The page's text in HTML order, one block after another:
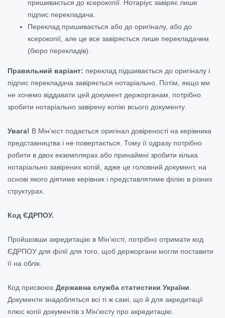
пришивається до ксерокопії. Нотаріус завіряє лише
підпис перекладача.
Переклад пришивається або до оригіналу, або до
ксерокопії, але це все завіряється лише перекладачем
(бюро перекладів).
Правильний варіант: переклад підшивається до оригіналу і
підпис перекладача завіряється нотаріально. Потім, якщо ми
не хочемо віддавати цей документ держорганам, потрібно
зробити нотаріально завірену копію всього документу.
Увага! В Мін'юст подається оригінал довіреності на керівника
представництва і не повертається. Тому її одразу потрібно
робити в двох екземплярах або принаймні зробити кілька
нотаріально завірених копій, адже це головний документ, на
основі якого діятиме керівник і представлятиме філію в різних
структурах.
Код ЄДРПОУ.
Пройшовши акредитацію в Мін'юсті, потрібно отримати код
ЄДРПОУ для філії для того, щоб держоргани могли поставити
її на облік.
Код присвоює Державна служба статистики України
Документи знадобляться всі ті ж самі, що й для акредитації
плюс копії документів з Мін'юсту про акредитацію.